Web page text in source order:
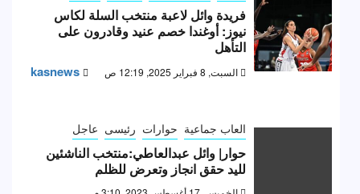
فريدة وائل لاعبة منتخب السلة لكاس
نيوز: أوغندا خصم عنيد وقادرون على
التأهل
السبت, 8 فبراير 2025, 12:19 ص kasnews
العاب جماعية حوارات رئيسى عاجل
حوار| وائل عبدالعاطي:منتخب الناشئين
لليد حقق انجاز وتعرض للظلم